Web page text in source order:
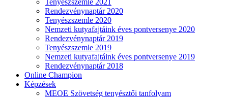
Tenyészszemle 2021
Rendezvénynaptár 2020
Tenyészszemle 2020
Nemzeti kutyafajtáink éves pontversenye 2020
Rendezvénynaptár 2019
Tenyészszemle 2019
Nemzeti kutyafajtáink éves pontversenye 2019
Rendezvénynaptár 2018
Online Champion
Képzések
MEOE Szövetség tenyésztői tanfolyam